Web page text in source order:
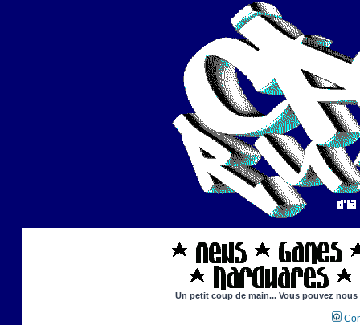
Un petit coup de main... Vous pouvez